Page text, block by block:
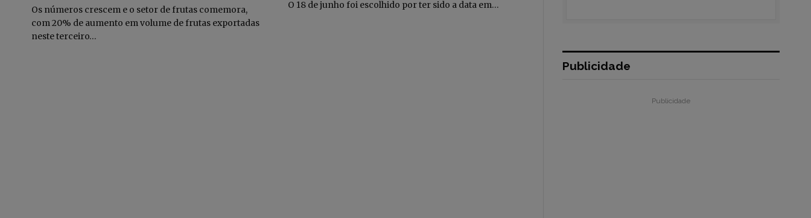
Os números crescem e o setor de frutas comemora,
com 20% de aumento em volume de frutas exportadas
neste terceiro…
O 18 de junho foi escolhido por ter sido a data em…
Publicidade
Publicidade